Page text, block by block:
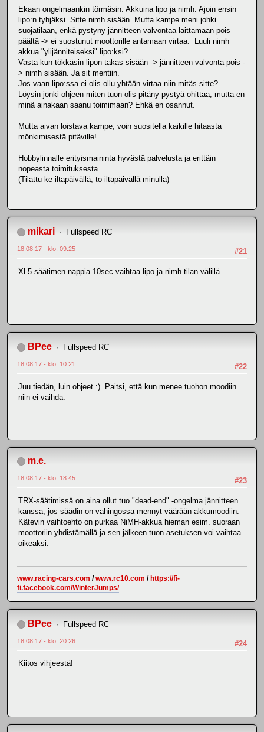
Ekaan ongelmaankin törmäsin. Akkuina lipo ja nimh. Ajoin ensin
lipo:n tyhjäksi. Sitte nimh sisään. Mutta kampe meni johki
suojatilaan, enkä pystyny jännitteen valvontaa laittamaan pois
päältä -> ei suostunut moottorille antamaan virtaa. Luuli nimh
akkua "ylijänniteiseksi" lipo:ksi?
Vasta kun tökkäsin lipon takas sisään -> jännitteen valvonta pois -
> nimh sisään. Ja sit mentiin.
Jos vaan lipo:ssa ei olis ollu yhtään virtaa niin mitäs sitte?
Löysin jonki ohjeen miten tuon olis pitäny pystyä ohittaa, mutta en
minä ainakaan saanu toimimaan? Ehkä en osannut.
Mutta aivan loistava kampe, voin suositella kaikille hitaasta
mönkimisestä pitäville!
Hobbylinnalle erityismaininta hyvästä palvelusta ja erittäin
nopeasta toimituksesta.
(Tilattu ke iltapäivällä, to iltapäivällä minulla)
mikari Fullspeed RC
#21
18.08.17 - klo: 09.25
Xl-5 säätimen nappia 10sec vaihtaa lipo ja nimh tilan välillä.
BPee Fullspeed RC
#22
18.08.17 - klo: 10.21
Juu tiedän, luin ohjeet :). Paitsi, että kun menee tuohon moodiin
niin ei vaihda.
m.e.
#23
18.08.17 - klo: 18.45
TRX-säätimissä on aina ollut tuo "dead-end" -ongelma jännitteen
kanssa, jos säädin on vahingossa mennyt väärään akkumoodiin.
Kätevin vaihtoehto on purkaa NiMH-akkua hieman esim. suoraan
moottoriin yhdistämällä ja sen jälkeen tuon asetuksen voi vaihtaa
oikeaksi.
www.racing-cars.com /www.rc10.com / https://fi-
fi.facebook.com/WinterJumps/
BPee Fullspeed RC
#24
18.08.17 - klo: 20.26
Kiitos vihjeestä!